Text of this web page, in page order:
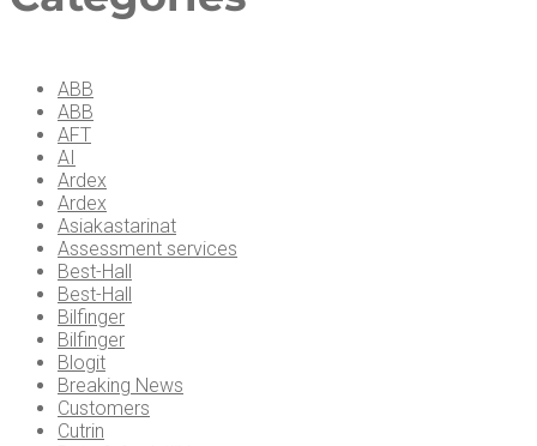
ABB
ABB
AFT
AI
Ardex
Ardex
Asiakastarinat
Assessment services
Best-Hall
Best-Hall
Bilfinger
Bilfinger
Blogit
Breaking News
Customers
Cutrin